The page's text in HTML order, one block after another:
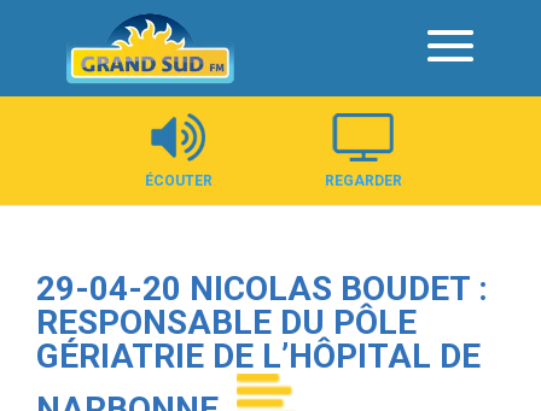
Panneau de gestion des cookies
ÉCOUTER REGARDER
29-04-20 NICOLAS BOUDET :
RESPONSABLE DU PÔLE
GÉRIATRIE DE L’HÔPITAL DE